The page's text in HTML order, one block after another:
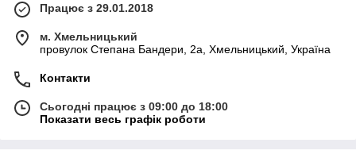
Працює з 29.01.2018
м. Хмельницький
провулок Степана Бандери, 2a, Хмельницький, Україна
Контакти
Сьогодні працює з 09:00 до 18:00
Показати весь графік роботи